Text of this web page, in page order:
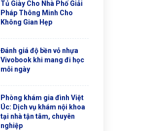
Tủ Giày Cho Nhà Phố Giải
Pháp Thông Minh Cho
Không Gian Hẹp
Đánh giá độ bền vỏ nhựa
Vivobook khi mang đi học
mỗi ngày
Phòng khám gia đình Việt
Úc: Dịch vụ khám nội khoa
tại nhà tận tâm, chuyên
nghiệp